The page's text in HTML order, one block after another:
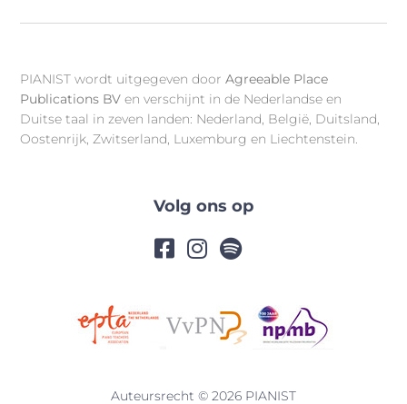
PIANIST wordt uitgegeven doorAgreeable Place
Publications BV en verschijnt in de Nederlandse en
Duitse taal in zeven landen: Nederland, België, Duitsland,
Oostenrijk, Zwitserland, Luxemburg en Liechtenstein.
Volg ons op
Auteursrecht © 2026 PIANIST